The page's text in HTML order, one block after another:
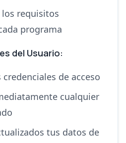
requisitos
programa
del Usuario:
de acceso
cualquier
tus datos de